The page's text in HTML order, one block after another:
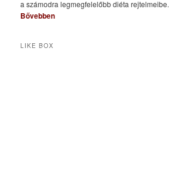
a számodra legmegfelelőbb diéta rejtelmeibe.
Bővebben
LIKE BOX